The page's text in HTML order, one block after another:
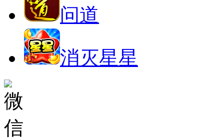
问道
消灭星星